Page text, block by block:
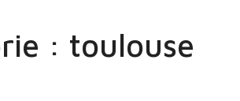
: toulouse